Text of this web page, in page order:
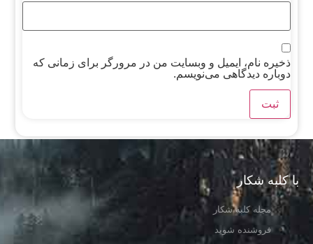
ذخیره نام، ایمیل و وبسایت من در مرورگر برای زمانی که
دوباره دیدگاهی می‌نویسم.
با کلبه شکار
مجله کلبه شکار
فروشنده شوید